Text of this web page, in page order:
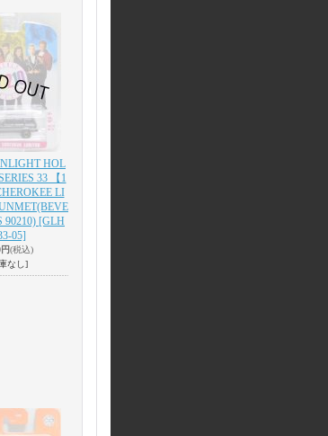
HOL
33 【1
LI
90210) [GLH
05]
(税込)
なし]